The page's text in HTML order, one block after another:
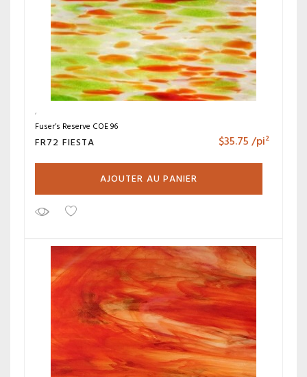
Fuser’s Reserve COE 96
FR72 FIESTA $35.75/pi²
AJOUTER AU PANIER